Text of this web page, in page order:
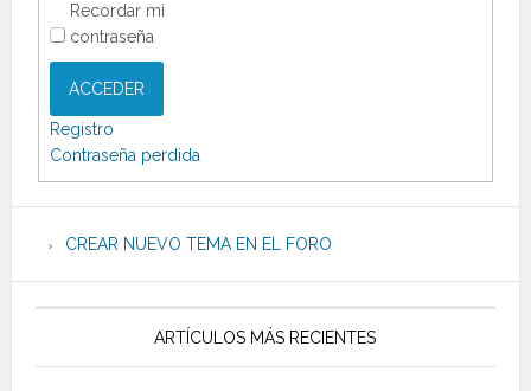
Recordar mi
contraseña
ACCEDER
Registro
Contraseña perdida
CREAR NUEVO TEMA EN EL FORO
ARTÍCULOS MÁS RECIENTES